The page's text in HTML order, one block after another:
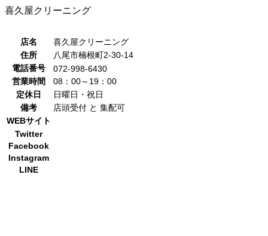
喜久屋クリーニング
店名
喜久屋クリーニング
住所
八尾市楠根町2-30-14
電話番号
072-998-6430
営業時間
08：00～19：00
定休日
日曜日・祝日
備考
店頭受付 と 集配可
WEBサイト
Twitter
Facebook
Instagram
LINE